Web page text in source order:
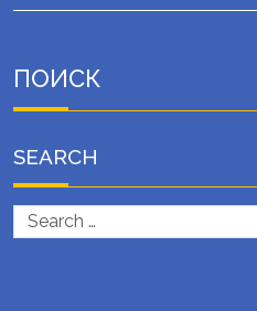
ПОИСК
SEARCH